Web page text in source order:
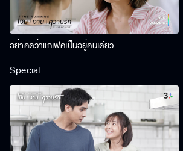
อย่าคิดว่าแกเฟคเป็นอยู่คนเดียว
Special